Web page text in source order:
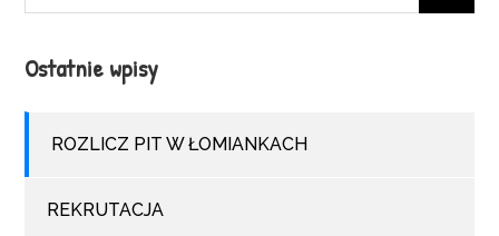
Ostatnie wpisy
ROZLICZ PIT W ŁOMIANKACH
REKRUTACJA